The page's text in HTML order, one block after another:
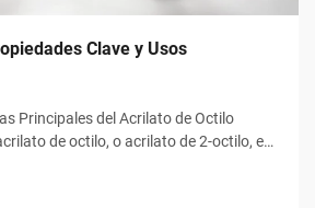
Clave y Usos
Principales del Acrilato de Octilo
de octilo, o acrilato de 2-octilo, es
cadena alquilo de ocho carbonos